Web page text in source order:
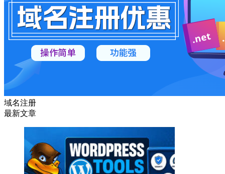
域名注册
最新文章